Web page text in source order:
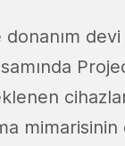
devi